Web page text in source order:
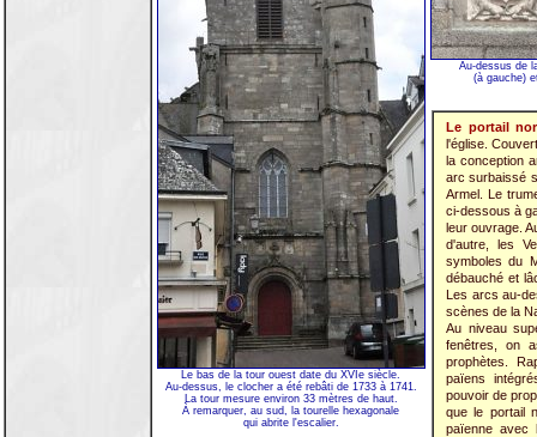
Le bas de la tour ouest date du XVIe siècle.
Au-dessus, le clocher a été rebâti de 1733 à 1741.
La tour mesure environ 33 mètres de haut.
À remarquer, au sud, la tourelle hexagonale
qui abrite l'escalier.
Au-dessus de
(à gauche)
Le portail
l'église.
la conception
arc surbaissé
Armel. Le
ci-dessous à
leur ouvrage.
d'autre, les
symboles du
débauché et
Les arcs au-
scènes de la
Au niveau
fenêtres, on
prophètes.
païens
pouvoir de
que le portail
païenne avec